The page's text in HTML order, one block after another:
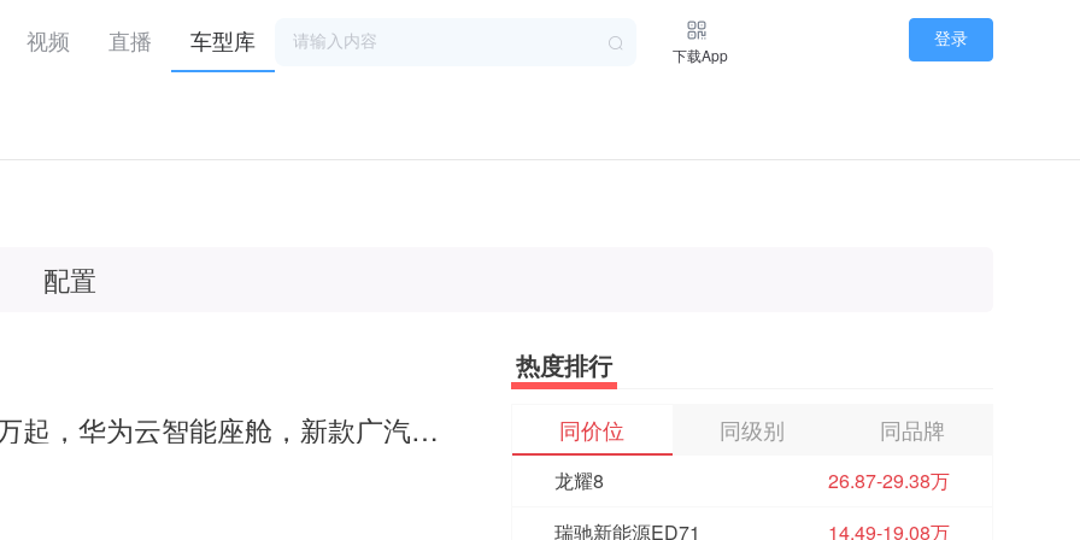
登录
视频 直播 车型库 下载App
配置
售价13.79万起，华为云智能座舱，新款广汽本田皓影值得买吗？
热度排行
同价位 同级别 同品牌
龙耀8
26.87-29.38万
瑞驰新能源ED71
14.49-19.08万